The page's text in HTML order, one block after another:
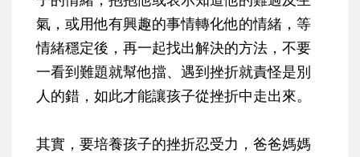
氣，或用他有興趣的事情轉化他的情緒，等
情緒穩定後，再一起找出解決的方法，不要
一看到難題就幫他擋、遇到挫折就責怪是別
人的錯，如此才能讓孩子從挫折中走出來。
其實，要培養孩子的挫折忍受力，爸爸媽媽